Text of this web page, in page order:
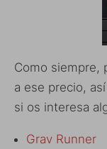
Como siempre,
a ese precio,
si os interesa
Grav Runner